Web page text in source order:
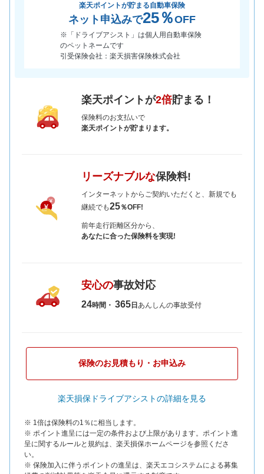
楽天ポイントが貯まる自動車保険
ネット申込みで25％OFF
※「ドライブアシスト」は個人用自動車保険
のペットネームです
引受保険会社：楽天損害保険株式会社
楽天ポイントが2倍貯まる！
保険料のお支払いで
楽天ポイントが貯まります。
リーズナブルな保険料!
インターネットからご契約いただくと、新規でも
継続でも25％OFF!
前年走行距離区分から、
あなたに合った保険料を実現!
安心の事故対応
24時間・365日あんしんの事故受付
保険のお見積もり・お申込み
楽天損保ドライブアシストの詳細を見る
※ 1倍は保険料の1％に相当します。
※ ポイント進呈には一定の条件および上限があります。ポイント進
呈に関するルールと規約は、楽天損保ホームページを参照くださ
い。
※ 保険加入に伴うポイントの進呈は、楽天エコシステムによる募集